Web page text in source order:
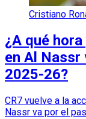
Cristiano
¿A qué
en Al Nassr
2025-26?
CR7 vuelve a la
Nassr va por el